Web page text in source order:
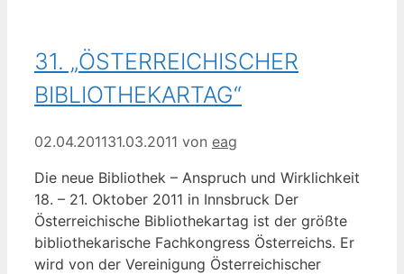
31. „ÖSTERREICHISCHER
BIBLIOTHEKARTAG“
02.04.201131.03.2011 von eag
Die neue Bibliothek – Anspruch und Wirklichkeit
18. – 21. Oktober 2011 in Innsbruck Der
Österreichische Bibliothekartag ist der größte
bibliothekarische Fachkongress Österreichs. Er
wird von der Vereinigung Österreichischer